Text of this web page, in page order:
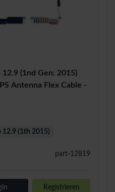
12.9 (1nd Gen: 2015)
Antenna Flex Cable -
part-12819
12.9 (1th 2015)
Registrieren